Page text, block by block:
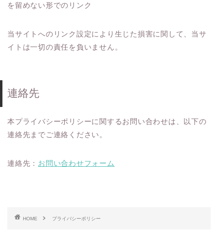
を留めない形でのリンク
当サイトへのリンク設定により生じた損害に関して、当サ
イトは一切の責任を負いません。
連絡先
本プライバシーポリシーに関するお問い合わせは、以下の
連絡先までご連絡ください。
連絡先： お問い合わせフォーム
HOME プライバシーポリシー